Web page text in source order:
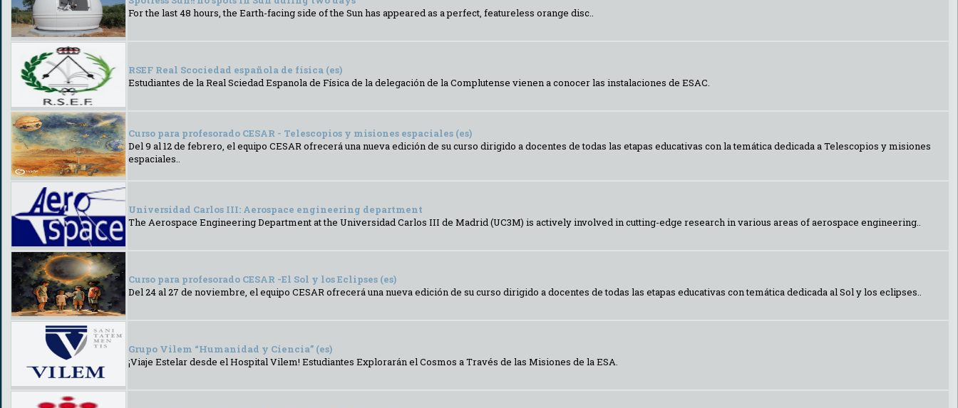
For the last 48 hours, the Earth-facing side of the Sun has appeared as a perfect, featureless orange disc..
RSEF Real Scociedad española de física (es)
Estudiantes de la Real Sciedad Espanola de Física de la delegación de la Complutense vienen a conocer las instalaciones de ESAC.
Curso para profesorado CESAR - Telescopios y misiones espaciales (es)
Del 9 al 12 de febrero, el equipo CESAR ofrecerá una nueva edición de su curso dirigido a docentes de todas las etapas educativas con la temática dedicada a Telescopios y misiones
espaciales..
Universidad Carlos III: Aerospace engineering department
The Aerospace Engineering Department at the Universidad Carlos III de Madrid (UC3M) is actively involved in cutting-edge research in various areas of aerospace engineering..
Curso para profesorado CESAR -El Sol y los Eclipses (es)
Del 24 al 27 de noviembre, el equipo CESAR ofrecerá una nueva edición de su curso dirigido a docentes de todas las etapas educativas con temática dedicada al Sol y los eclipses..
Grupo Vilem “Humanidad y Ciencia” (es)
¡Viaje Estelar desde el Hospital Vilem! Estudiantes Explorarán el Cosmos a Través de las Misiones de la ESA.